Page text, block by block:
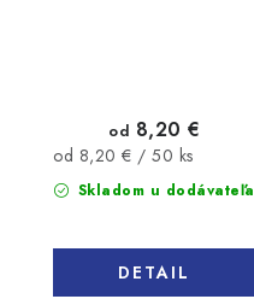
Skladom u dodávateľa
od 8,20 €
Jednotková
cena:
od 8,20 € / 50 ks
DETAIL